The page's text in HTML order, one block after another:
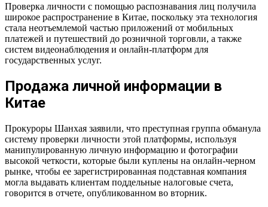
Проверка личности с помощью распознавания лиц получила
широкое распространение в Китае, поскольку эта технология
стала неотъемлемой частью приложений от мобильных
платежей и путешествий до розничной торговли, а также
систем видеонаблюдения и онлайн-платформ для
государственных услуг.
Продажа личной информации в
Китае
Прокуроры Шанхая заявили, что преступная группа обманула
систему проверки личности этой платформы, используя
манипулированную личную информацию и фотографии
высокой четкости, которые были куплены на онлайн-черном
рынке, чтобы ее зарегистрированная подставная компания
могла выдавать клиентам поддельные налоговые счета,
говорится в отчете, опубликованном во вторник.